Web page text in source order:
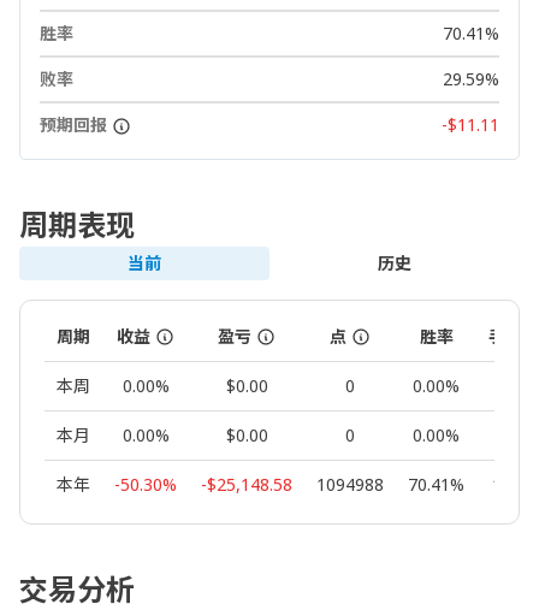
胜率
70.41%
败率
29.59%
预期回报
-$11.11
周期表现
当前 历史
周期 收益 盈亏 点 胜率 手数
本周 0.00% $0.00 0 0.00%
本月 0.00% $0.00 0 0.00%
本年 -50.30% -$25,148.58 1094988 70.41%
交易分析